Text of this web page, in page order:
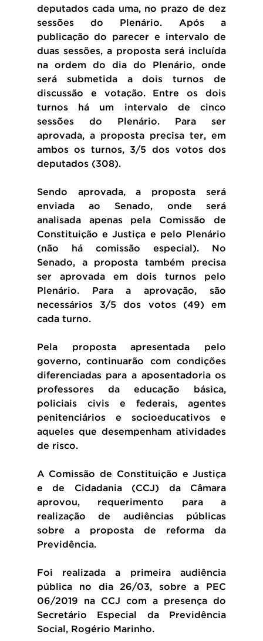
deputados cada uma, no prazo de dez
sessões do Plenário. Após a
publicação do parecer e intervalo de
duas sessões, a proposta será incluída
na ordem do dia do Plenário, onde
será submetida a dois turnos de
discussão e votação. Entre os dois
turnos há um intervalo de cinco
sessões do Plenário. Para ser
aprovada, a proposta precisa ter, em
ambos os turnos, 3/5 dos votos dos
deputados (308).
Sendo aprovada, a proposta será
enviada ao Senado, onde será
analisada apenas pela Comissão de
Constituição e Justiça e pelo Plenário
(não há comissão especial). No
Senado, a proposta também precisa
ser aprovada em dois turnos pelo
Plenário. Para a aprovação, são
necessários 3/5 dos votos (49) em
cada turno.
Pela proposta apresentada pelo
governo, continuarão com condições
diferenciadas para a aposentadoria os
professores da educação básica,
policiais civis e federais, agentes
penitenciários e socioeducativos e
aqueles que desempenham atividades
de risco.
A Comissão de Constituição e Justiça
e de Cidadania (CCJ) da Câmara
aprovou, requerimento para a
realização de audiências públicas
sobre a proposta de reforma da
Previdência.
Foi realizada a primeira audiência
pública no dia 26/03, sobre a PEC
06/2019 na CCJ com a presença do
Secretário Especial da Previdência
Social, Rogério Marinho.